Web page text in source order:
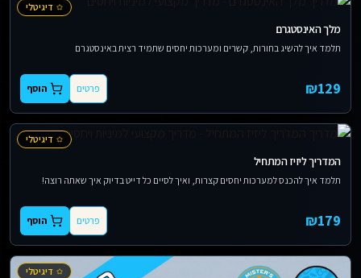
דיגיטלי
מלך האינסטגרם
תלמד איך להשיג בחורות, קשרים ומערכות יחסים שתמיד רצית באינסטגרם
₪129 פרטים הוסף
דיגיטלי
המדריך ליזיז המתחיל
תלמד איך להכנס למערכות יחסים קצרות, ואיך לסיים כל דייט בדיוק איך שאתה רוצה!
₪179 פרטים הוסף
דיגיטלי